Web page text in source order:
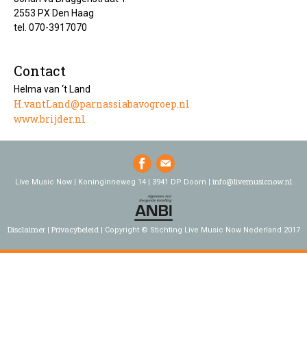
2553 PX Den Haag
tel. 070-3917070
Contact
Helma van ‘t Land
H.vantLand@parnassiabavogroep.nl
www.brijder.nl
Live Music Now | Koninginneweg 14 | 3941 DP Doorn | info@livemusicnow.nl
Disclaimer Privacybeleid Copyright © Stichting Live Music Now Nederland 2017